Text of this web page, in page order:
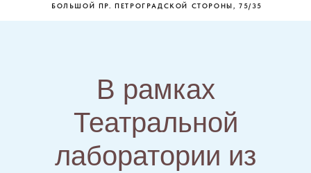
БОЛЬШОЙ ПР. ПЕТРОГРАДСКОЙ СТОРОНЫ, 75/35
В рамках
Театральной
лаборатории из